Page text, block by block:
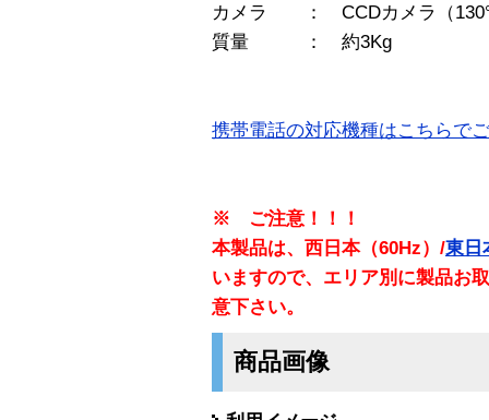
カメラ ： CCDカメラ（
質量 ： 約3Kg
携帯電話の対応機種はこちらで
※ ご注意！！！
本製品は、西日本（60Hz）/東日
いますので、エリア別に製品お
意下さい。
商品画像